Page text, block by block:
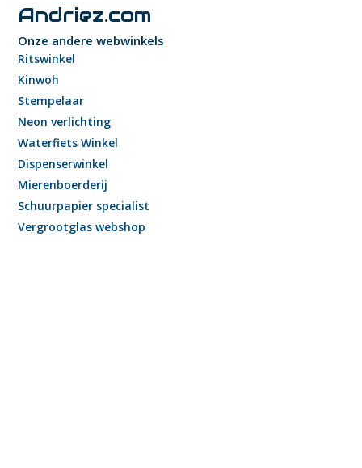
Andriez.com
Onze andere webwinkels
Ritswinkel
Kinwoh
Stempelaar
Neon verlichting
Waterfiets Winkel
Dispenserwinkel
Mierenboerderij
Schuurpapier specialist
Vergrootglas webshop